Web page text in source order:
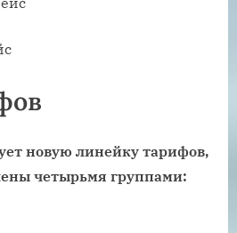
новую линейку тарифов,
четырьмя группами: